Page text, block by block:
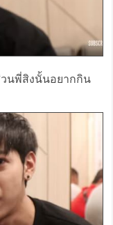
นพี่สิงนั้นอยากกิน